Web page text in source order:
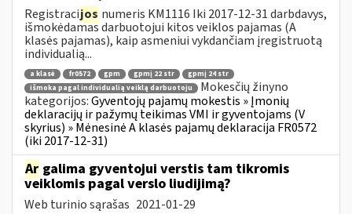
Registracijos numeris KM1116 Iki 2017-12-31 darbdavys,
išmokėdamas darbuotojui kitos veiklos pajamas (A
klasės pajamas), kaip asmeniui vykdančiam įregistruotą
individualią...
a klasė fr0572 gpm gpmį 22 str
gpmį 24 str
išmoka pagal individualią veiklą darbuotoju
Mokesčių žinyno
kategorijos:Gyventojų pajamų mokestis » Įmonių
deklaracijų ir pažymų teikimas VMI ir gyventojams (V
skyrius) » Mėnesinė A klasės pajamų deklaracija FR0572
(iki 2017-12-31)
Ar galima gyventojui verstis tam tikromis
veiklomis pagal verslo liudijimą?
Web turinio sąrašas 2021-01-29